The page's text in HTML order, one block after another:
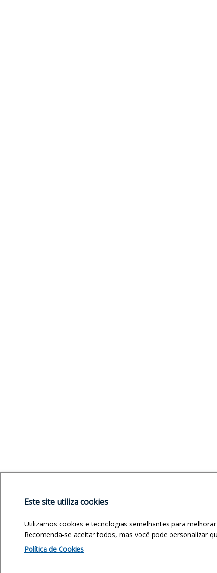
Este site utiliza cookies
Utilizamos cookies e tecnologias semelhantes para
Recomenda-se aceitar todos, mas você pode personalizar
Política de Cookies